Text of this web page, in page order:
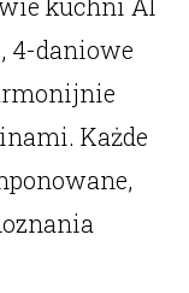
4-daniowe
Każde